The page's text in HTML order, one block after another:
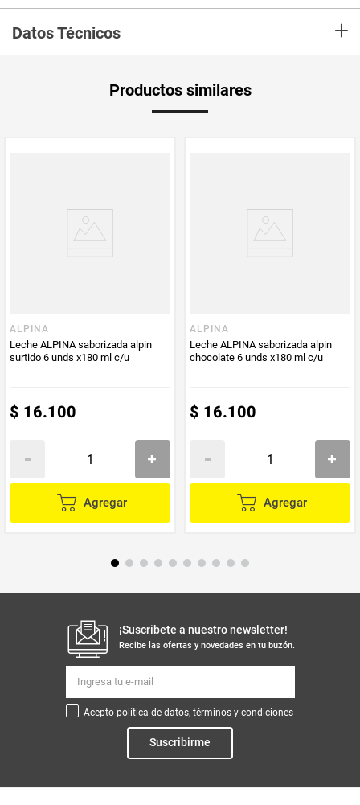
Datos Técnicos +
PUM - Unidad
de Medida
Productos similares
ALPINA
Leche ALPINA saborizada alpin
surtido 6 unds x180 ml c/u
$ 16.100
Agregar
ALPINA
Leche ALPINA saborizada alpin
chocolate 6 unds x180 ml c/u
$ 16.100
Agregar
¡Suscribete a nuestro newsletter!
Recibe las ofertas y novedades en tu buzón.
Acepto política de datos, términos y condiciones
Suscribirme